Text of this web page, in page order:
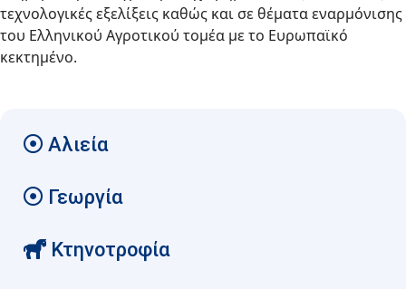
τεχνολογικές εξελίξεις καθώς και σε θέματα εναρμόνισης
του Ελληνικού Αγροτικού τομέα με το Ευρωπαϊκό
κεκτημένο.
Αλιεία
Γεωργία
Κτηνοτροφία